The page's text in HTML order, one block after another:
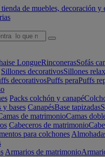
LongueRinconerasSofás
Sillones decorativosSillones relax
decorativosPuffs peraPuffs
Packs colchón y canapé
y bases CanapésBase tapizadas
de matrimonioCamas
Cabeceros de matrimonio
para colchones
Armarios de matrimonio